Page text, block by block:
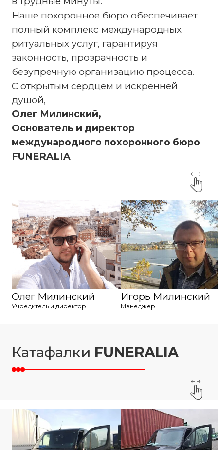
Наше похоронное бюро обеспечивает
полный комплекс международных
ритуальных услуг, гарантируя
законность, прозрачность и
безупречную организацию процесса.
С открытым сердцем и искренней
душой,
Олег Милинский,
Основатель и директор
международного похоронного бюро
FUNERALIA
Олег Милинский
Учредитель и директор
Игорь Милинский
Менеджер
Катафалки FUNERALIA